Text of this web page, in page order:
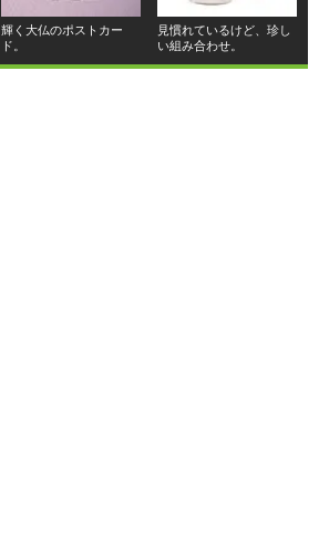
輝く大仏のポストカー
ド。
見慣れているけど、珍し
い組み合わせ。